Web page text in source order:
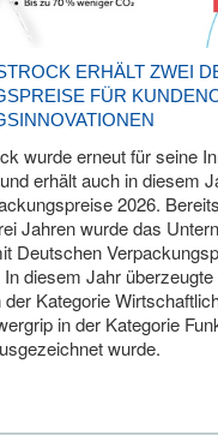
ERHÄLT ZWEI
FÜR
wurde erneut für seine
erhält auch in diesem
2026.
Jahren wurde das
Deutschen
diesem Jahr
Kategorie
in der Kategorie
wurde.